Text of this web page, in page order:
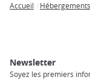
Accueil Hébergements
Newsletter
Soyez les premiers